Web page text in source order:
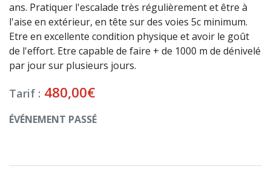
ans. Pratiquer l'escalade très régulièrement et être à
l'aise en extérieur, en tête sur des voies 5c minimum.
Etre en excellente condition physique et avoir le goût
de l'effort. Etre capable de faire + de 1000 m de dénivelé
par jour sur plusieurs jours.
Tarif : 480,00€
ÉVÉNEMENT PASSÉ